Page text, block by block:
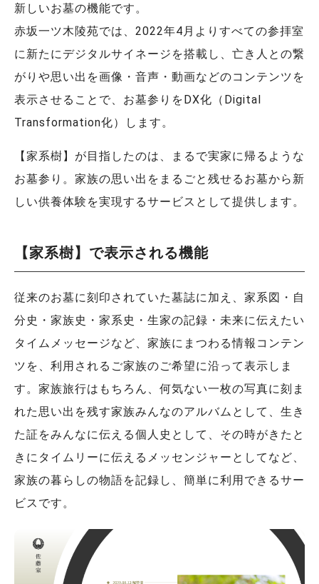
新しいお墓の機能です。
赤坂一ツ木陵苑では、2022年4月よりすべての参拝室
に新たにデジタルサイネージを搭載し、亡き人との繋
がりや思い出を画像・音声・動画などのコンテンツを
表示させることで、お墓参りをDX化（Digital
Transformation化）します。
【家系樹】が目指したのは、まるで実家に帰るような
お墓参り。家族の思い出をまるごと残せるお墓から新
しい供養体験を実現するサービスとして提供します。
【家系樹】で表示される機能
従来のお墓に刻印されていた墓誌に加え、家系図・自
分史・家族史・家系史・生家の記録・未来に伝えたい
タイムメッセージなど、家族にまつわる情報コンテン
ツを、利用されるご家族のご希望に沿って表示しま
す。家族旅行はもちろん、何気ない一枚の写真に刻ま
れた思い出を残す家族みんなのアルバムとして、生き
た証をみんなに伝える個人史として、その時がきたと
きにタイムリーに伝えるメッセンジャーとしてなど、
家族の暮らしの物語を記録し、簡単に利用できるサー
ビスです。